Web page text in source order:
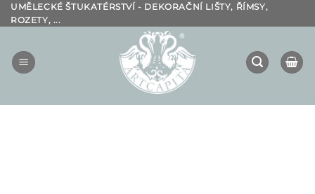
Přeskočit
na
UMĚLECKÉ ŠTUKATÉRSTVÍ - DEKORAČNÍ LIŠTY, ŘÍMSY,
ROZETY, ...